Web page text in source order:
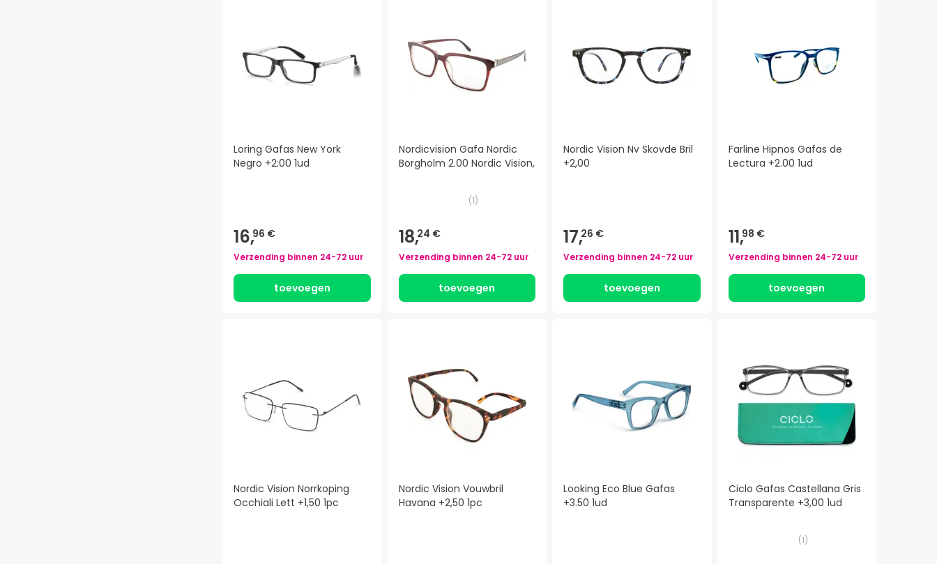
Loring Gafas New York
Negro +2:00 1ud
16,96 €
Verzending binnen 24-72 uur
toevoegen
Nordicvision Gafa Nordic
Borgholm 2.00 Nordic Vision,
(1)
18,24 €
Verzending binnen 24-72 uur
toevoegen
Nordic Vision Nv Skovde Bril
+2,00
17,26 €
Verzending binnen 24-72 uur
toevoegen
Farline Hipnos Gafas de
Lectura +2.00 1ud
11,98 €
Verzending binnen 24-72 uur
toevoegen
Nordic Vision Norrkoping
Occhiali Lett +1,50 1pc
Nordic Vision Vouwbril
Havana +2,50 1pc
Looking Eco Blue Gafas
+3.50 1ud
Ciclo Gafas Castellana Gris
Transparente +3,00 1ud
(1)